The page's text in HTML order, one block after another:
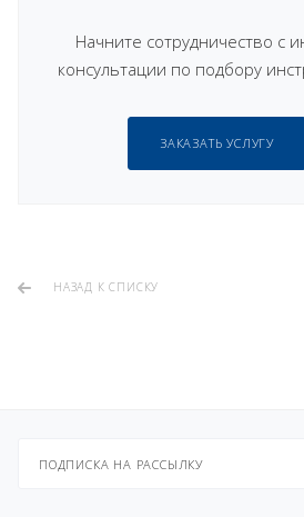
Начните сотрудничество с
консультации по подбору
ЗАКАЗАТЬ УСЛУГУ
НАЗАД К СПИСКУ
ПОДПИСКА НА РАССЫЛКУ